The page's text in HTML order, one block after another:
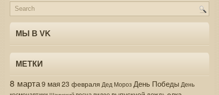
МЫ В VK
МЕТКИ
8 марта9 мая 23 февраля Дед Мороз День Победы День